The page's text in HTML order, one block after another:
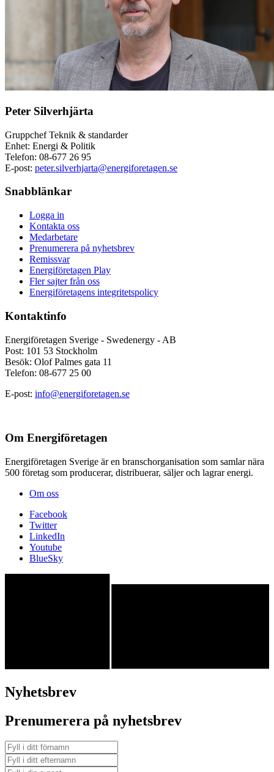
Peter Silverhjärta
Gruppchef Teknik & standarder
Enhet: Energi & Politik
Telefon: 08-677 26 95
E-post: peter.silverhjarta@energiforetagen.se
Snabblänkar
Logga in
Kontakta oss
Medarbetare
Prenumerera på nyhetsbrev
Remissvar
Energiföretagen Play
Fler sajter från oss
Energiföretagens integritetspolicy
Kontaktinfo
Energiföretagen Sverige - Swedenergy - AB
Post: 101 53 Stockholm
Besök: Olof Palmes gata 11
Telefon: 08-677 25 00
E-post: info@energiforetagen.se
Om Energiföretagen
Energiföretagen Sverige är en branschorganisation som samlar nära
500 företag som producerar, distribuerar, säljer och lagrar energi.
Om oss
Facebook
Twitter
LinkedIn
Youtube
BlueSky
Nyhetsbrev
Prenumerera på nyhetsbrev